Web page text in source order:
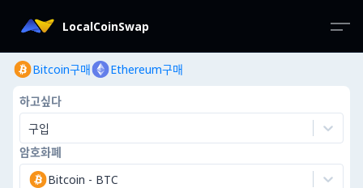
LocalCoinSwap
Bitcoin구매 Ethereum구매
하고싶다
구입
암호화폐
Bitcoin - BTC